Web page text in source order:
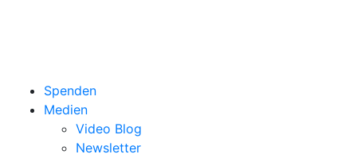
Spenden
Medien
Video Blog
Newsletter